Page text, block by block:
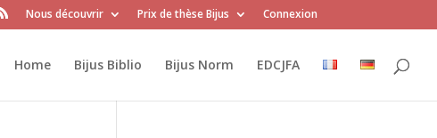
Nous découvrir Prix de thèse Bijus Connexion
Home Bijus Biblio Bijus Norm EDCJFA